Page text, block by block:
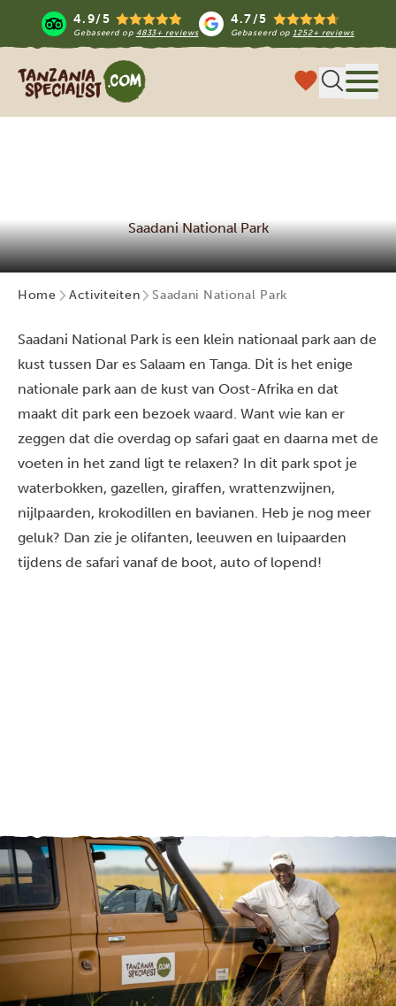
4.9/5
Gebaseerd op 4833+ reviews
4.7/5
Gebaseerd op1252+ reviews
Tanzania Specialist
Saadani National Park
Home Activiteiten Saadani National Park
Saadani National Park is een klein nationaal park aan de
kust tussen Dar es Salaam en Tanga. Dit is het enige
nationale park aan de kust van Oost-Afrika en dat
maakt dit park een bezoek waard. Want wie kan er
zeggen dat die overdag op safari gaat en daarna met de
voeten in het zand ligt te relaxen? In dit park spot je
waterbokken, gazellen, giraffen, wrattenzwijnen,
nijlpaarden, krokodillen en bavianen. Heb je nog meer
geluk? Dan zie je olifanten, leeuwen en luipaarden
tijdens de safari vanaf de boot, auto of lopend!